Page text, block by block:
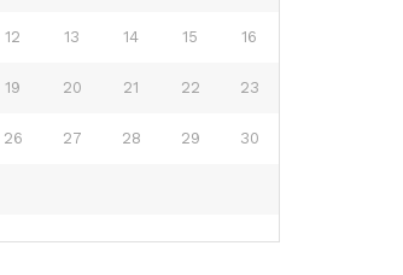
12 13 14 15 16
19 20 21 22 23
26 27 28 29 30